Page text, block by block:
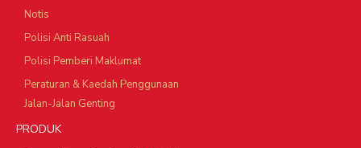
Notis
Polisi Anti Rasuah
Polisi Pemberi Maklumat
Peraturan & Kaedah Penggunaan
Jalan-Jalan Genting
PRODUK